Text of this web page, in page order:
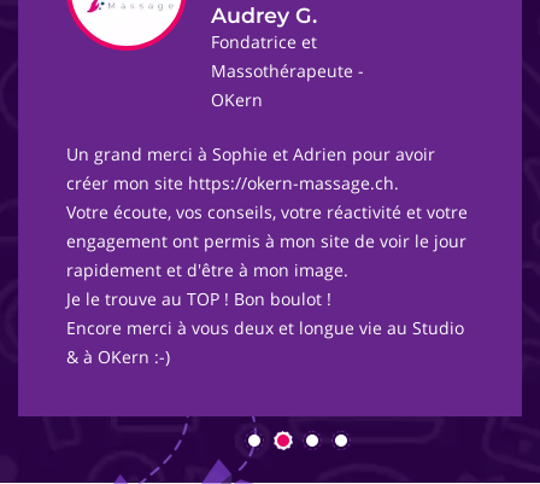
Audrey G.
Fondatrice et
Massothérapeute -
OKern
Un grand merci à Sophie et Adrien pour avoir
créer mon site https://okern-massage.ch.
Votre écoute, vos conseils, votre réactivité et votre
engagement ont permis à mon site de voir le jour
rapidement et d'être à mon image.
Je le trouve au TOP ! Bon boulot !
Encore merci à vous deux et longue vie au Studio
& à OKern :-)